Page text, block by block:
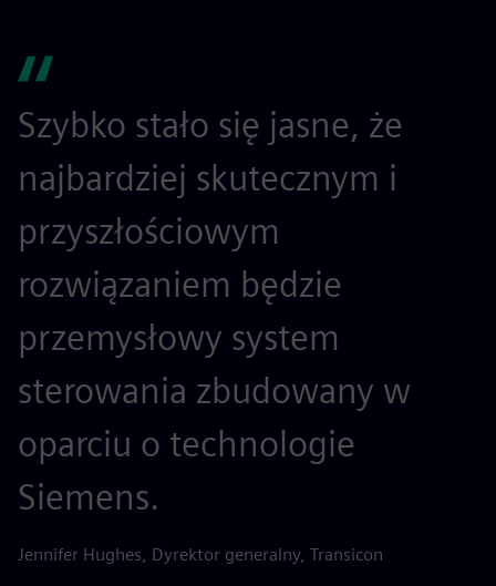
Szybko stało się jasne, że
najbardziej skutecznym i
przyszłościowym
rozwiązaniem będzie
przemysłowy system
sterowania zbudowany w
oparciu o technologie
Siemens.
Jennifer Hughes, Dyrektor generalny, Transicon